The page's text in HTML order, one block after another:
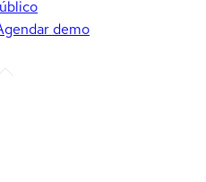
demo